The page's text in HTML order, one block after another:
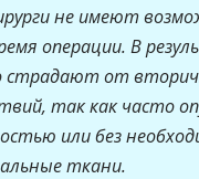
не имеют
операции. В
страдают от
так как часто
или без
ткани.